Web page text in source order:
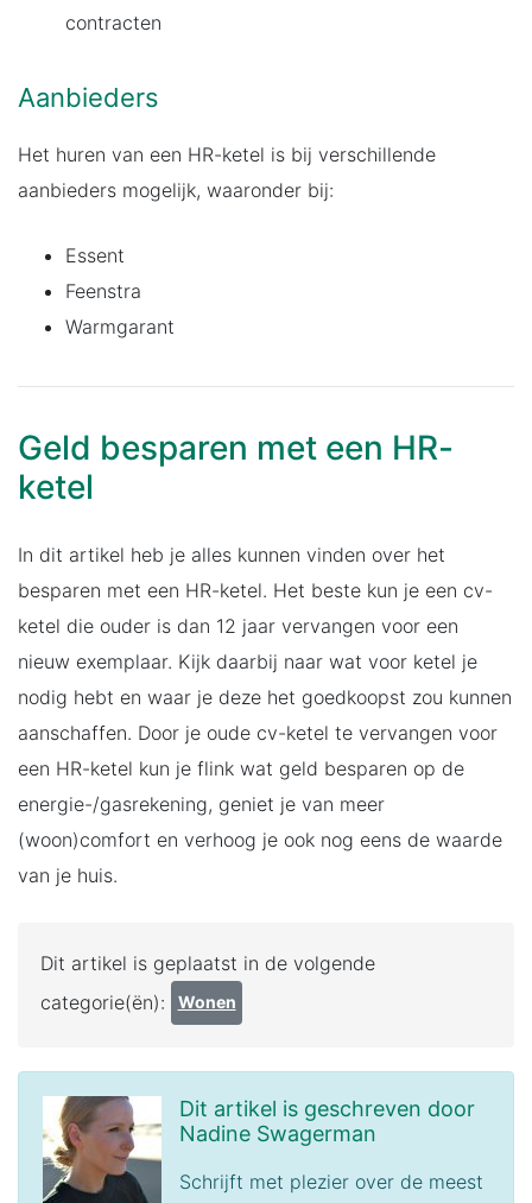
contracten
Aanbieders
Het huren van een HR-ketel is bij verschillende
aanbieders mogelijk, waaronder bij:
Essent
Feenstra
Warmgarant
Geld besparen met een HR-
ketel
In dit artikel heb je alles kunnen vinden over het
besparen met een HR-ketel. Het beste kun je een cv-
ketel die ouder is dan 12 jaar vervangen voor een
nieuw exemplaar. Kijk daarbij naar wat voor ketel je
nodig hebt en waar je deze het goedkoopst zou kunnen
aanschaffen. Door je oude cv-ketel te vervangen voor
een HR-ketel kun je flink wat geld besparen op de
energie-/gasrekening, geniet je van meer
(woon)comfort en verhoog je ook nog eens de waarde
van je huis.
Dit artikel is geplaatst in de volgende
categorie(ën):
Wonen
Dit artikel is geschreven door
Nadine Swagerman
Schrijft met plezier over de meest